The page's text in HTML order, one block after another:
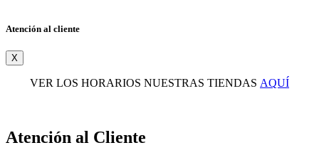
Atención al cliente
X
VER LOS HORARIOS NUESTRAS TIENDAS AQUÍ
Atención al Cliente